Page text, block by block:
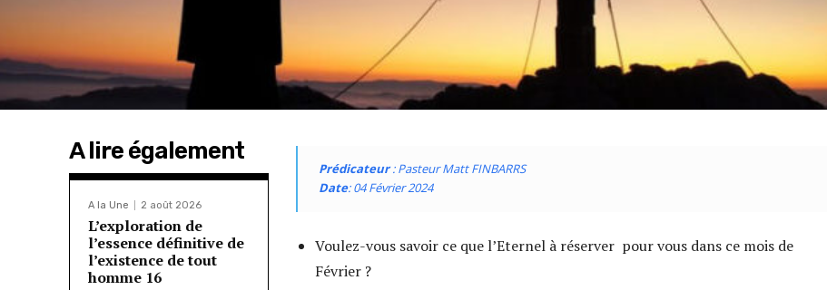
A lire également
A la Une 2 août 2026
L’exploration de
l’essence définitive de
l’existence de tout
homme 16
Prédicateur: Pasteur Matt FINBARRS
Date: 04 Février 2024
Voulez-vous savoir ce que l’Eternel à réserver pour vous dans ce mois de
Février ?